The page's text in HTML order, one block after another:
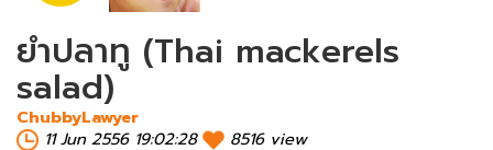
ยำปลาทู (Thai mackerels
salad)
ChubbyLawyer
11 Jun 2556 19:02:28
8516 view